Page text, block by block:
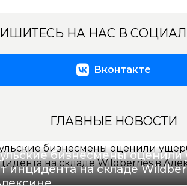
НА НАС В
Вконтакте
ГЛАВНЫЕ НОВОСТИ
бизнесмены
инцидента на складе